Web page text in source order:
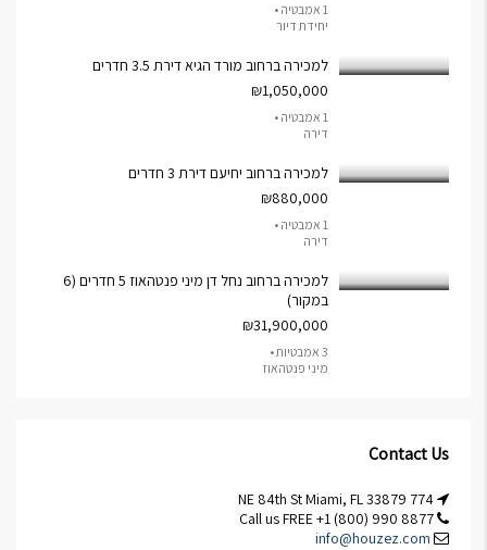
1 אמבטיה •
יחידת דיור
למכירה ברחוב מורד הגיא דירת 3.5 חדרים
₪1,050,000
1 אמבטיה •
דירה
למכירה ברחוב יחיעם דירת 3 חדרים
₪880,000
1 אמבטיה •
דירה
למכירה ברחוב נחל דן מיני פנטהאוז 5 חדרים (6
במקור)
₪31,900,000
3 אמבטיות •
מיני פנטהאוז
Contact Us
info@houzez.com